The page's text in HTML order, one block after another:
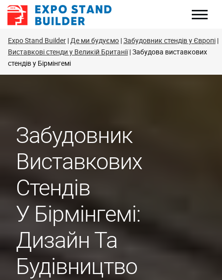
Перейти
Expo Stand Builder Де ми будуємо Забудовник стендів у Європі
Виставкові стенди у Великій Британії Забудова виставкових
стендів у Бірмінгемі
Забудовник
Виставкових
Стендів
У Бірмінгемі:
Дизайн Та
Будівництво